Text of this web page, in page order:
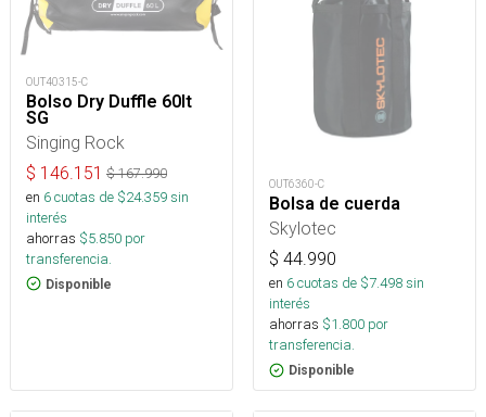
OUT40315-C
Bolso Dry Duffle 60lt
SG
Singing Rock
$ 146.151 $167.990
en 6cuotas de $24.359sin
interés
ahorras $5.850 por
transferencia.
Disponible
OUT6360-C
Bolsa de cuerda
Skylotec
$ 44.990
en 6cuotas de $7.498sin
interés
ahorras $1.800 por
transferencia.
Disponible